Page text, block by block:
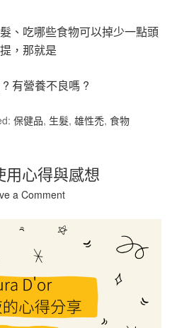
、吃哪些食物可以掉少一點頭
，那就是
有營養不良嗎 ?
保健品, 生髮,雄性禿,食物
用心得與感想
a Comment